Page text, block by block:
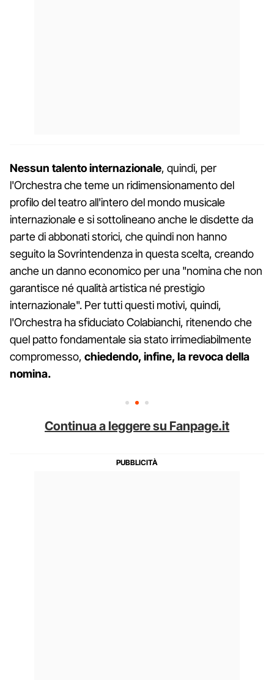
Nessun talento internazionale, quindi, per
l'Orchestra che teme un ridimensionamento del
profilo del teatro all'intero del mondo musicale
internazionale e si sottolineano anche le disdette da
parte di abbonati storici, che quindi non hanno
seguito la Sovrintendenza in questa scelta, creando
anche un danno economico per una "nomina che non
garantisce né qualità artistica né prestigio
internazionale". Per tutti questi motivi, quindi,
l'Orchestra ha sfiduciato Colabianchi, ritenendo che
quel patto fondamentale sia stato irrimediabilmente
compromesso, chiedendo, infine, la revoca della
nomina.
Continua a leggere su Fanpage.it